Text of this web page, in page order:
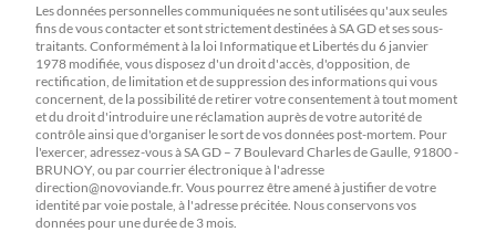
Les données personnelles communiquées ne sont utilisées qu'aux seules
fins de vous contacter et sont strictement destinées à SA GD et ses sous-
traitants. Conformément à la loi Informatique et Libertés du 6 janvier
1978 modifiée, vous disposez d'un droit d'accès, d'opposition, de
rectification, de limitation et de suppression des informations qui vous
concernent, de la possibilité de retirer votre consentement à tout moment
et du droit d'introduire une réclamation auprès de votre autorité de
contrôle ainsi que d'organiser le sort de vos données post-mortem. Pour
l'exercer, adressez-vous à SA GD – 7 Boulevard Charles de Gaulle, 91800 -
BRUNOY, ou par courrier électronique à l'adresse
direction@novoviande.fr. Vous pourrez être amené à justifier de votre
identité par voie postale, à l'adresse précitée. Nous conservons vos
données pour une durée de 3 mois.